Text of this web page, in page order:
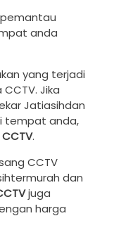
anda
yang terjadi
Jika
Jatiasihdan
tempat anda,
CCTV.
CCTV
dan
juga
harga